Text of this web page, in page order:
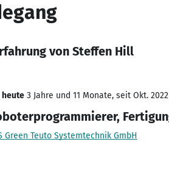
von Steffen Hill
heute 3 Jahre und 11 Monate, seit Okt. 2022
Green Teuto Systemtechnik GmbH